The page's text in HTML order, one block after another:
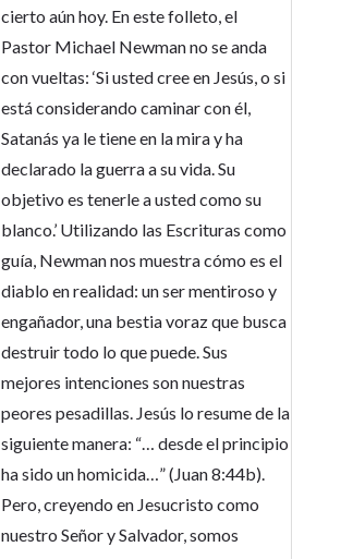
cierto aún hoy. En este folleto, el
Pastor Michael Newman no se anda
con vueltas: ‘Si usted cree en Jesús, o si
está considerando caminar con él,
Satanás ya le tiene en la mira y ha
declarado la guerra a su vida. Su
objetivo es tenerle a usted como su
blanco.’ Utilizando las Escrituras como
guía, Newman nos muestra cómo es el
diablo en realidad: un ser mentiroso y
engañador, una bestia voraz que busca
destruir todo lo que puede. Sus
mejores intenciones son nuestras
peores pesadillas. Jesús lo resume de la
siguiente manera: “… desde el principio
ha sido un homicida…” (Juan 8:44b).
Pero, creyendo en Jesucristo como
nuestro Señor y Salvador, somos